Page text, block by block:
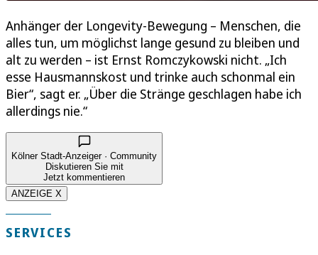
Anhänger der Longevity-Bewegung – Menschen, die
alles tun, um möglichst lange gesund zu bleiben und
alt zu werden – ist Ernst Romczykowski nicht. „Ich
esse Hausmannskost und trinke auch schonmal ein
Bier“, sagt er. „Über die Stränge geschlagen habe ich
allerdings nie.“
Kölner Stadt-Anzeiger · Community
Diskutieren Sie mit
Jetzt kommentieren
ANZEIGE X
SERVICES